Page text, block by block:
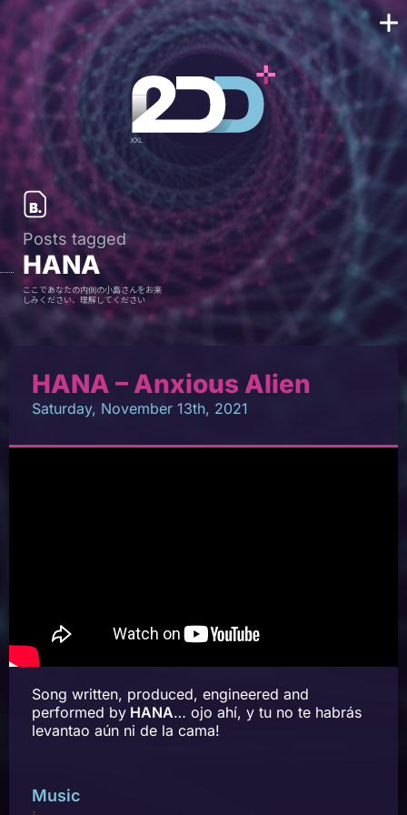
Posts tagged
HANA
ここであなたの内側の小島さんをお楽
しみください、理解してください
HANA – Anxious Alien
Saturday, November 13th, 2021
Song written, produced, engineered and
performed by HANA… ojo ahí, y tu no te habrás
levantao aún ni de la cama!
Music